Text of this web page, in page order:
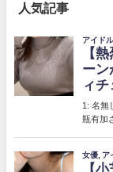
人気記事